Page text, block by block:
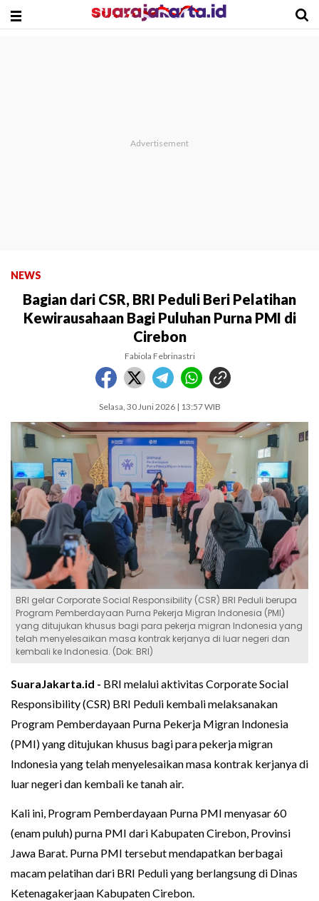
NEWS
Bagian dari CSR, BRI Peduli Beri Pelatihan
Kewirausahaan Bagi Puluhan Purna PMI di
Cirebon
Fabiola Febrinastri
Selasa, 30 Juni 2026 | 13:57 WIB
BRI gelar Corporate Social Responsibility (CSR) BRI Peduli berupa
Program Pemberdayaan Purna Pekerja Migran Indonesia (PMI)
yang ditujukan khusus bagi para pekerja migran Indonesia yang
telah menyelesaikan masa kontrak kerjanya di luar negeri dan
kembali ke Indonesia. (Dok: BRI)
SuaraJakarta.id - BRI melalui aktivitas Corporate Social
Responsibility (CSR) BRI Peduli kembali melaksanakan
Program Pemberdayaan Purna Pekerja Migran Indonesia
(PMI) yang ditujukan khusus bagi para pekerja migran
Indonesia yang telah menyelesaikan masa kontrak kerjanya di
luar negeri dan kembali ke tanah air.
Kali ini, Program Pemberdayaan Purna PMI menyasar 60
(enam puluh) purna PMI dari Kabupaten Cirebon, Provinsi
Jawa Barat. Purna PMI tersebut mendapatkan berbagai
macam pelatihan dari BRI Peduli yang berlangsung di Dinas
Ketenagakerjaan Kabupaten Cirebon.